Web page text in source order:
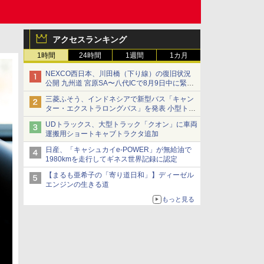
アクセスランキング
1時間 24時間 1週間 1カ月
NEXCO西日本、川田橋（下り線）の復旧状況
公開 九州道 宮原SA〜八代ICで8月9日中に緊急
車両を通行可能に
三菱ふそう、インドネシアで新型バス「キャン
ター・エクストラロングバス」を発表 小型トラ
ックベースの観光・旅客輸送向けバス
UDトラックス、大型トラック「クオン」に車両
運搬用ショートキャブトラクタ追加
日産、「キャシュカイe-POWER」が無給油で
1980kmを走行してギネス世界記録に認定
【まるも亜希子の「寄り道日和」】ディーゼル
エンジンの生きる道
もっと見る